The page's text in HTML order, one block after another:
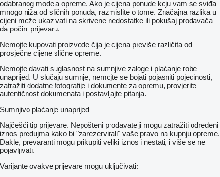
odabranog modela opreme. Ako je cijena ponude koju vam se sviđa
mnogo niža od sličnih ponuda, razmislite o tome. Značajna razlika u
cijeni može ukazivati ​​na skrivene nedostatke ili pokušaj prodavača
da počini prijevaru.
Nemojte kupovati proizvode čija je cijena previše različita od
prosječne cijene slične opreme.
Nemojte davati suglasnost na sumnjive zaloge i plaćanje robe
unaprijed. U slučaju sumnje, nemojte se bojati pojasniti pojedinosti,
zatražiti dodatne fotografije i dokumente za opremu, provjerite
autentičnost dokumenata i postavljajte pitanja.
Sumnjivo plaćanje unaprijed
Najčešći tip prijevare. Nepošteni prodavatelji mogu zatražiti određeni
iznos predujma kako bi "zarezervirali" vaše pravo na kupnju opreme.
Dakle, prevaranti mogu prikupiti veliki iznos i nestati, i više se ne
pojavljivati.
Varijante ovakve prijevare mogu uključivati: